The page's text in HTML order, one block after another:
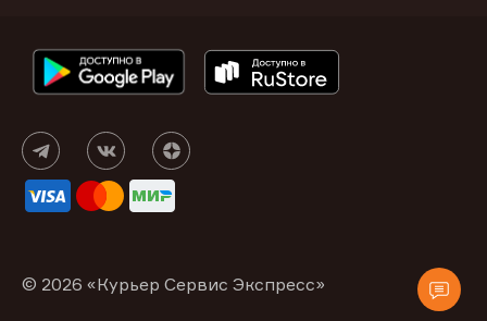
© 2026 «Курьер Сервис Экспресс»